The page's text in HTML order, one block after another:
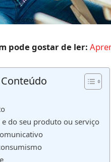
pode gostar de ler:
do seu produto ou serviço